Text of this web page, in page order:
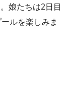
娘たちは2日目
ルを楽しみま